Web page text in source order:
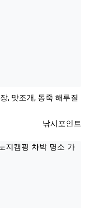
, 맛조개, 동죽 해루질
등록자
낚시포인트